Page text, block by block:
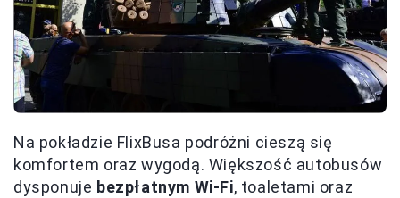
Na pokładzie FlixBusa podróżni cieszą się
komfortem oraz wygodą. Większość autobusów
dysponuje bezpłatnym Wi-Fi, toaletami oraz